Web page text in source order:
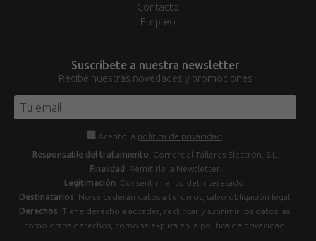
Contacto
Empleo
Suscríbete a nuestra newsletter
Recibe nuestras novedades y promociones
Acepto la política de privacidad
Responsable del tratamiento: Comercial Talleres Electrón, S.L.
Finalidad : Remitirle la Newsletter.
Legitimación: Consentimiento del interesado.
Destinatarios: No se cederán datos a terceros, salvo obligación legal.
Derechos: Tiene derecho a acceder, rectificar y suprimir los datos, así
como otros derechos, como se explica en la política de privacidad.